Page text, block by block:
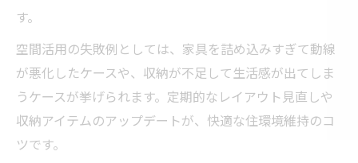
す。
空間活用の失敗例としては、家具を詰め込みすぎて動線
が悪化したケースや、収納が不足して生活感が出てしま
うケースが挙げられます。定期的なレイアウト見直しや
収納アイテムのアップデートが、快適な住環境維持のコ
ツです。